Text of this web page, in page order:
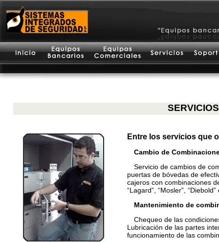
Entre los servicios que
Cambio de
Servicio de cambios de
puertas de bóvedas de
cajeros con combinaciones
“Lagard”, “Mosler”,
Mantenimiento de
Chequeo de las
Lubricación de las partes
funcionamiento de las
SERVICIOS